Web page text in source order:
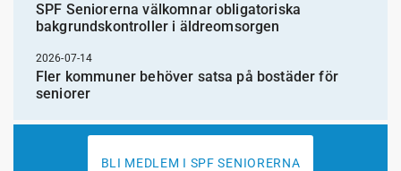
SPF Seniorerna välkomnar obligatoriska
bakgrundskontroller i äldreomsorgen
2026-07-14
Fler kommuner behöver satsa på bostäder för
seniorer
BLI MEDLEM I SPF SENIORERNA